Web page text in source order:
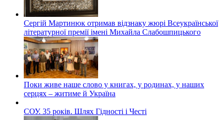
Сергій Мартинюк отримав відзнаку жюрі Всеукраїнської
літературної премії імені Михайла Слабошпицького
Поки живе наше слово у книгах, у родинах, у наших
серцях – житиме й Україна
СОУ. 35 років. Шлях Гідності і Честі